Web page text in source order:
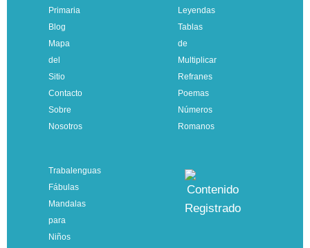
Primaria
Blog
Mapa
del
Sitio
Contacto
Sobre
Nosotros
Leyendas
Tablas
de
Multiplicar
Refranes
Poemas
Números
Romanos
Trabalenguas
Fábulas
Mandalas
para
Niños